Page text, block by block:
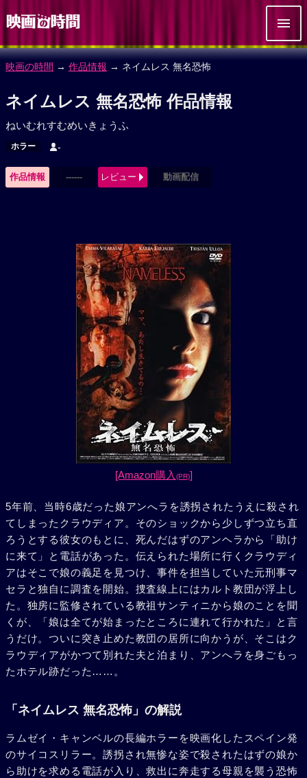
映画の時間 → 作品情報 → ネイムレス 無名恐怖
ネイムレス 無名恐怖 作品情報
ねいむれすむめいきょうふ
ホラー -
作品情報 ------ レビュー 動画配信
[Amazon購入 (PR)]
5年前、当時6歳だった娘アンへラを誘拐されたうえに殺され
てしまったクラウディア。そのショックから少しずつ立ち直
ろうとする彼女のもとに、死んだはずのアンヘラから「助け
に来て」と電話があった。伝えられた場所に行くクラウディ
アはそこで娘の義足を見つけ、事件を担当していた元刑事マ
セラと独自に調査を開始。捜査線上にはカルト教団が浮上し
た。独房に監修されている教祖サンティニから娘のことを聞
くが、「娘は全てが始まったところに連れて行かれた」と言
うだけ。ついに突き止めた教団の居所に向かうが、そこはク
ラウディアがかつて別れた夫と泊まり、アンへラを身ごもっ
たホテル跡だった……。
「ネイムレス 無名恐怖」の解説
ラムゼイ・キャンベルの長編ホラーを映画化したスペイン発
のサイコスリラー。誘拐され無惨な姿で殺されたはずの娘か
ら助けを求める電話が入り、救出に奔走する母親を襲う恐怖